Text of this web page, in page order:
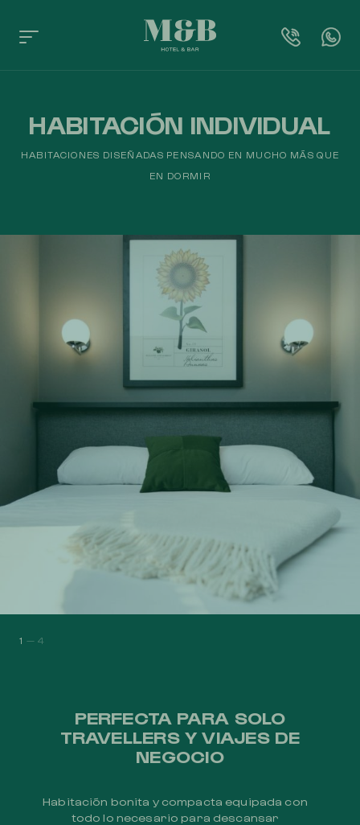
HABITACIÓN INDIVIDUAL
HABITACIONES DISEÑADAS PENSANDO EN MUCHO MÁS QUE
EN DORMIR
1 — 4
PERFECTA PARA SOLO
TRAVELLERS Y VIAJES DE
NEGOCIO
Habitación bonita y compacta equipada con
todo lo necesario para descansar